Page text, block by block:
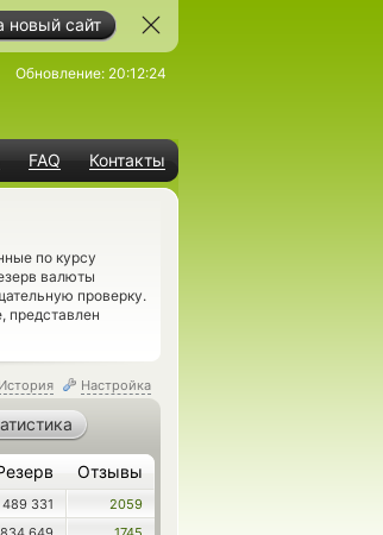
новый сайт
FAQ Контакты
Обновление: 20:12:24
по курсу
валюты
проверку.
представлен
История Настройка
Отзывы
489 331
2059